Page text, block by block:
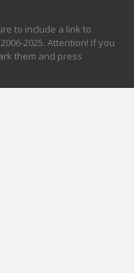
to include a link to
2025. Attention! If you
them and press